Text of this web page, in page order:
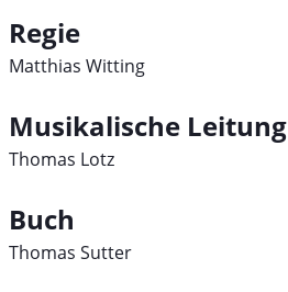
Regie
Matthias Witting
Musikalische Leitung
Thomas Lotz
Buch
Thomas Sutter